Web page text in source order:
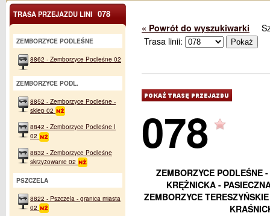
« Powrót do wyszukiwarki
Trasa linii:
078
ZEMBORZYCE PODLEŚNE
KRĘŻNICKA -
ZEMBORZYCE
TRASA PRZEJAZDU LINI 078
ZEMBORZYCE PODLEŚNE
8862 - Zemborzyce Podleśne 02
ZEMBORZYCE PODL.
8852 - Zemborzyce Podleśne -
sklep 02
8842 - Zemborzyce Podleśne I
02
8832 - Zemborzyce Podleśne
skrzyżowanie 02
PSZCZELA
8822 - Pszczela - granica miasta
02